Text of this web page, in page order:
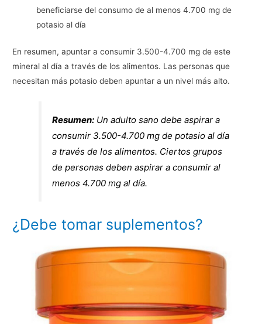
beneficiarse del consumo de al menos 4.700 mg de
potasio al día
En resumen, apuntar a consumir 3.500-4.700 mg de este
mineral al día a través de los alimentos. Las personas que
necesitan más potasio deben apuntar a un nivel más alto.
Resumen: Un adulto sano debe aspirar a
consumir 3.500-4.700 mg de potasio al día
a través de los alimentos. Ciertos grupos
de personas deben aspirar a consumir al
menos 4.700 mg al día.
¿Debe tomar suplementos?